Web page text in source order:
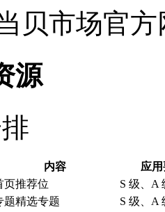
贝市场官
源
内容 应
页推荐位
S 级、A
题精选专题
S 级、A